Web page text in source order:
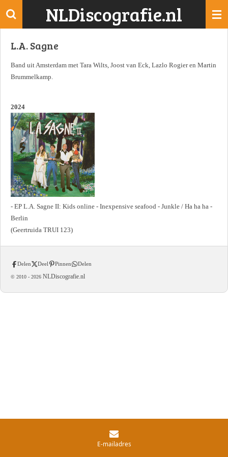
Ga
de
NLDiscografie.nl
L.A. Sagne
Band uit Amsterdam met Tara Wilts, Joost van Eck, Lazlo Rogier en Martin
Brummelkamp.
2024
- EP L.A. Sagne II: Kids online - Inexpensive seafood - Junkle / Ha ha ha -
Berlin
(Geertruida TRUI 123)
Delen Deel Pinnen Delen
© 2010 - 2026 NLDiscografie.nl
E-mailadres